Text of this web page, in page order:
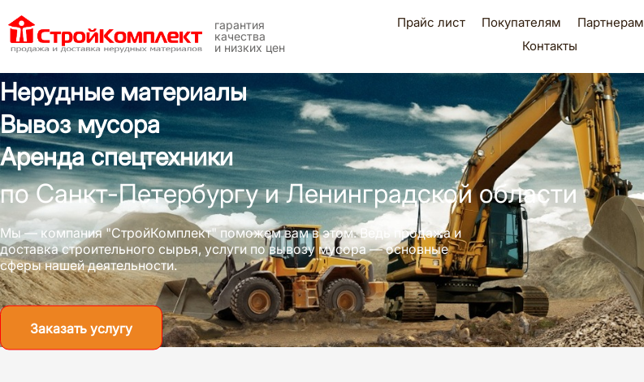
гарантия
качества
и низких цен
Прайс лист Покупателям Партнерам
Контакты
Нерудные материалы
Вывоз мусора
Аренда спецтехники
по Санкт-Петербургу и Ленинградской области
Мы — компания "СтройКомплект" поможем вам в этом. Ведь продажа и
доставка строительного сырья, услуги по вывозу мусора — основные
сферы нашей деятельности.
Заказать услугу